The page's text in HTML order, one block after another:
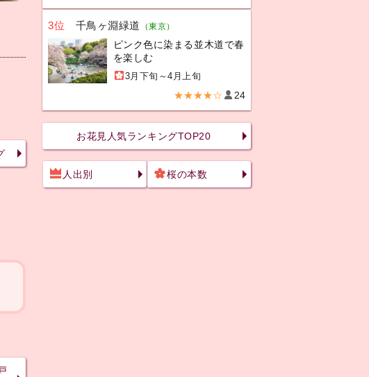
3位 千鳥ヶ淵緑道 （東京）
ピンク色に染まる並木道で春
を楽しむ
3月下旬～4月上旬
★★★★☆ 24
お花見人気ランキングTOP20
人出別 桜の本数